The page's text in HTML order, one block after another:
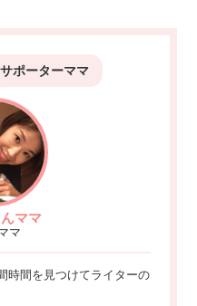
サポーターママ
ママ
マ
時間を見つけてライターの